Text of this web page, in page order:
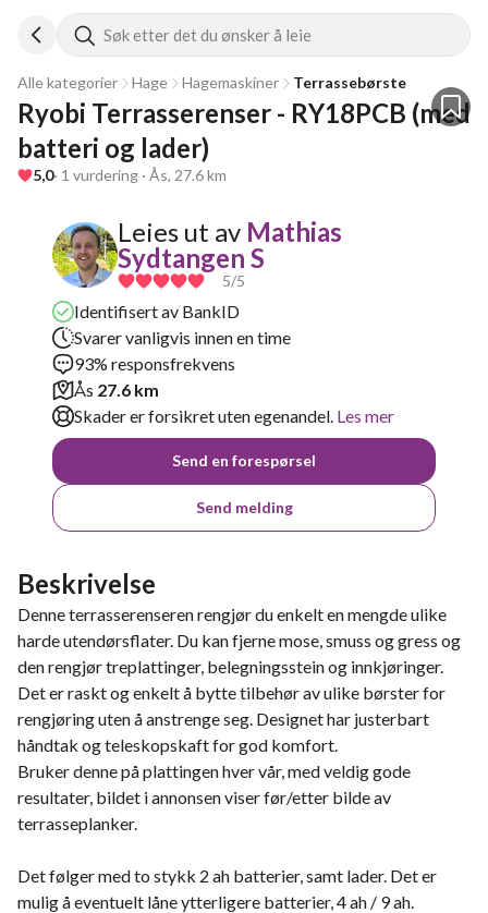
Søk etter det du ønsker å leie
Alle kategorier Hage Hagemaskiner Terrassebørste
Ryobi Terrasserenser - RY18PCB (med
batteri og lader)
5,0· 1 vurdering · Ås, 27.6 km
Leies ut av Mathias
Sydtangen S
5/5
Identifisert av BankID
Svarer vanligvis innen en time
93% responsfrekvens
Ås 27.6 km
Skader er forsikret uten egenandel. Les mer
Send en forespørsel
Send melding
Beskrivelse
Denne terrasserenseren rengjør du enkelt en mengde ulike
harde utendørsflater. Du kan fjerne mose, smuss og gress og
den rengjør treplattinger, belegningsstein og innkjøringer.
Det er raskt og enkelt å bytte tilbehør av ulike børster for
rengjøring uten å anstrenge seg. Designet har justerbart
håndtak og teleskopskaft for god komfort.
Bruker denne på plattingen hver vår, med veldig gode
resultater, bildet i annonsen viser før/etter bilde av
terrasseplanker.
Det følger med to stykk 2 ah batterier, samt lader. Det er
mulig å eventuelt låne ytterligere batterier, 4 ah / 9 ah.